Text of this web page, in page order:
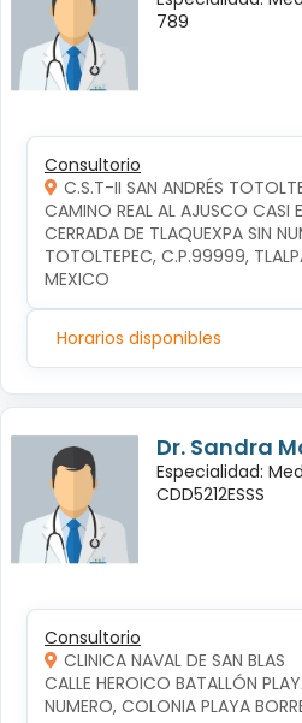
789
Consultorio
C.S.T-II SAN ANDRÉS
CAMINO REAL AL AJUSCO CASI
CERRADA DE TLAQUEXPA SIN
TOTOLTEPEC, C.P.99999,
MEXICO
Horarios disponibles
Dr. Sandra
Especialidad:
CDD5212ESSS
Consultorio
CLINICA NAVAL DE SAN BLAS
CALLE HEROICO BATALLÓN
NUMERO, COLONIA PLAYA